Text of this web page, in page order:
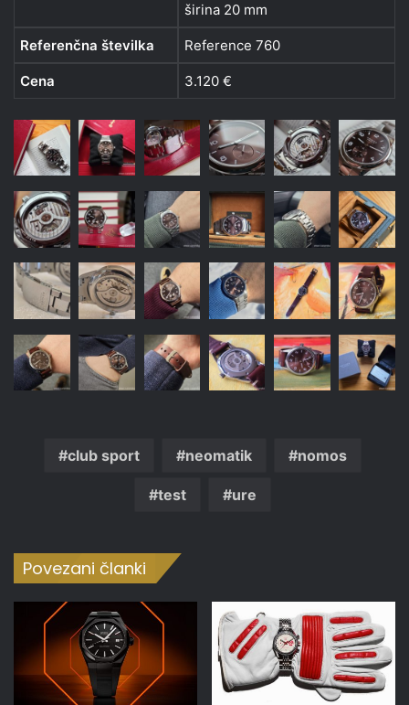
širina 20 mm
Referenčna številka Reference 760
Cena 3.120 €
club sport neomatik nomos
test ure
Povezani članki